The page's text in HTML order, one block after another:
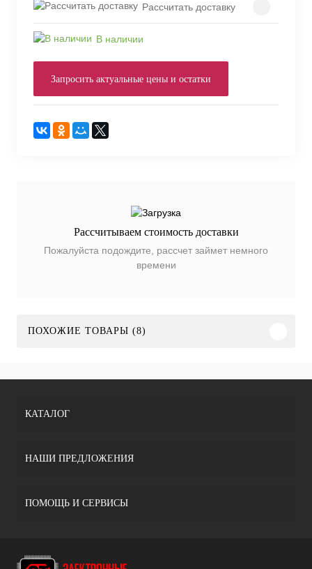
Рассчитать доставку
В наличии
Запросить актуальные цены и остатки
Рассчитываем стоимость доставки
Пожалуйста подождите, рассчет займет немного
времени
ПОХОЖИЕ ТОВАРЫ (8)
КАТАЛОГ
НАШИ ПРЕДЛОЖЕНИЯ
ПОМОЩЬ И СЕРВИСЫ